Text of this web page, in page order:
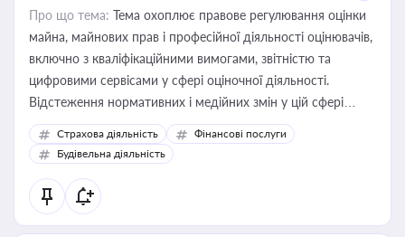
Про що тема: Тема охоплює правове регулювання оцінки
майна, майнових прав і професійної діяльності оцінювачів,
включно з кваліфікаційними вимогами, звітністю та
цифровими сервісами у сфері оціночної діяльності.
Відстеження нормативних і медійних змін у цій сфері
корисне для власника бізнесу, керівника, юриста або
бухгалтера під час оподаткування, приватизації, оренди
державного майна, корпоративних угод і перевірки
статусу суб'єктів оціночної діяльності
Страхова діяльність
Фінансові послуги
Будівельна діяльність